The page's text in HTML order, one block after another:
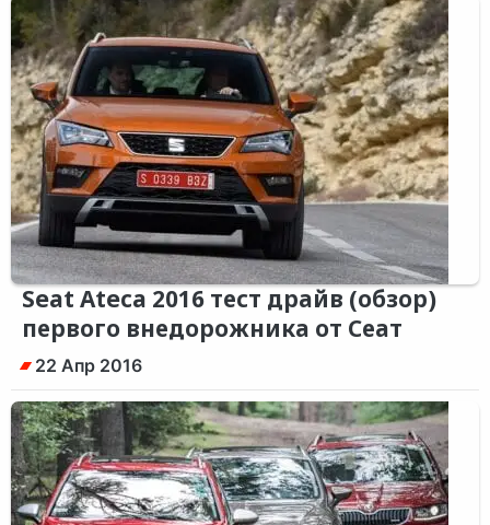
Seat Ateca 2016 тест драйв (обзор)
первого внедорожника от Сеат
22 Апр 2016